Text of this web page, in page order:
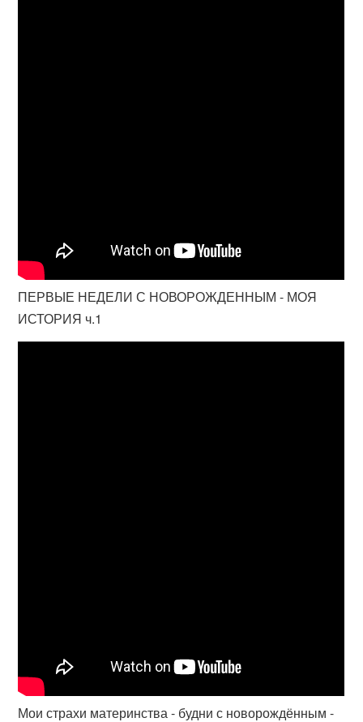
ПЕРВЫЕ НЕДЕЛИ С НОВОРОЖДЕННЫМ - МОЯ
ИСТОРИЯ ч.1
Мои страхи материнства - будни с новорождённым -